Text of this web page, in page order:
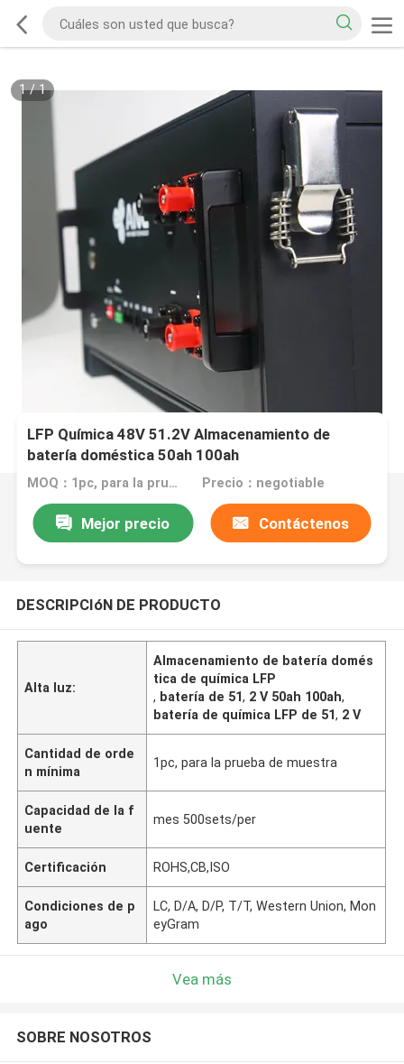
1/1
LFP Química 48V 51.2V Almacenamiento de
batería doméstica 50ah 100ah
MOQ：1pc, para la prueba de muestra Precio：negotiable
Mejor precio Contáctenos
DESCRIPCIóN DE PRODUCTO
Alta luz:
Almacenamiento de batería domés
tica de química LFP
, batería de 51, 2 V 50ah 100ah,
batería de química LFP de 51, 2 V
Cantidad de orde
n mínima
1pc, para la prueba de muestra
Capacidad de la f
uente
mes 500sets/per
Certificación ROHS,CB,ISO
Condiciones de p
ago
LC, D/A, D/P, T/T, Western Union, Mon
eyGram
Vea más
SOBRE NOSOTROS